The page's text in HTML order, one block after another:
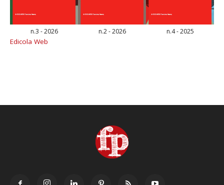
n.3 - 2026 n.2 - 2026 n.4 - 2025
Edicola Web